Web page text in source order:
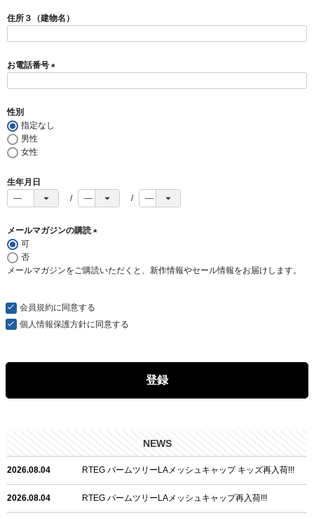
須
)
住所３（建物名）
お電話番号
性別
指定なし
男性
女性
生年月日
メールマガジンの購読
須
可
否
メールマガジンをご購読いただくと、新作情報やセール情報をお届けします。
会員規約に同意する
個人情報保護方針に同意する
登録
NEWS
2026.08.04 RTEG パームツリーLAメッシュキャップ キッズ再入荷!!!
2026.08.04 RTEG パームツリーLAメッシュキャップ再入荷!!!